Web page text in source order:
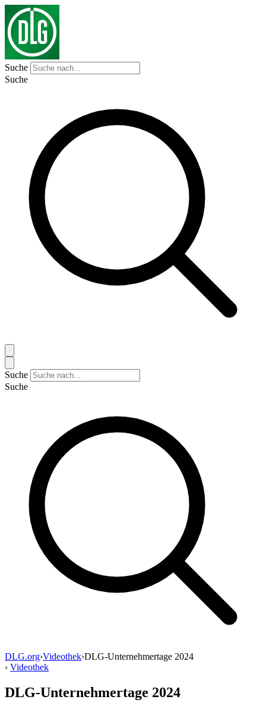
Suche
Suche
Suche
Suche
DLG.org›Videothek›DLG-Unternehmertage 2024
‹ Videothek
DLG-Unternehmertage 2024